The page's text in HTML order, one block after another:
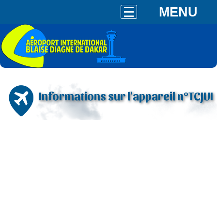
MENU
Informations sur l'appareil n°TCJUI